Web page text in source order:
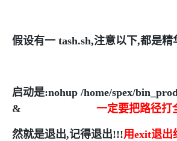
假设有一 tash.sh,注意以下,都是精
启动是:nohup /home/spex/
& 一定要把路径打
然就是退出,记得退出!!!用exit退出